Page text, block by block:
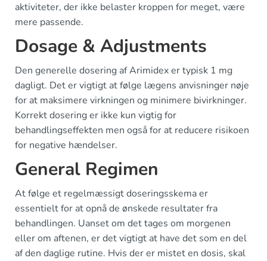
aktiviteter, der ikke belaster kroppen for meget, være
mere passende.
Dosage & Adjustments
Den generelle dosering af Arimidex er typisk 1 mg
dagligt. Det er vigtigt at følge lægens anvisninger nøje
for at maksimere virkningen og minimere bivirkninger.
Korrekt dosering er ikke kun vigtig for
behandlingseffekten men også for at reducere risikoen
for negative hændelser.
General Regimen
At følge et regelmæssigt doseringsskema er
essentielt for at opnå de ønskede resultater fra
behandlingen. Uanset om det tages om morgenen
eller om aftenen, er det vigtigt at have det som en del
af den daglige rutine. Hvis der er mistet en dosis, skal